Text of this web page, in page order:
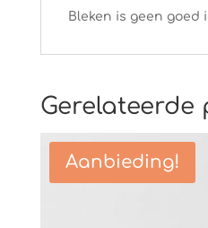
Bleken is geen goed
Gerelateerde
Aanbieding!